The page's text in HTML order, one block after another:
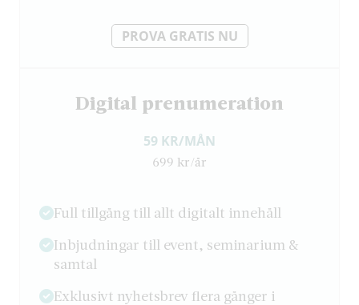
PROVA GRATIS NU
Digital prenumeration
59 KR/MÅN
699 kr/år
Full tillgång till allt digitalt innehåll
Inbjudningar till event, seminarium &
samtal
Exklusivt nyhetsbrev flera gånger i